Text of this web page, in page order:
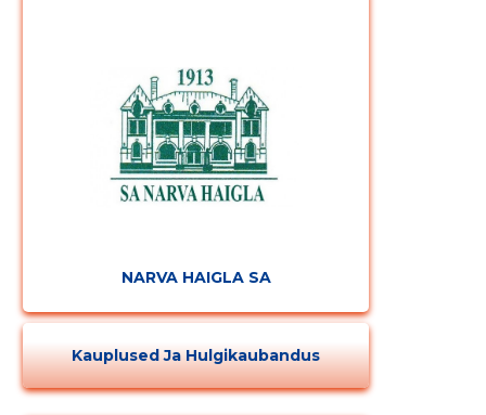
NARVA HAIGLA SA
Kauplused Ja Hulgikaubandus